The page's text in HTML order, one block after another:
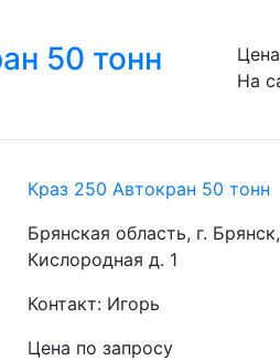
50 тонн
На
Краз 250 Автокран 50 тонн
Брянская область, г.
Кислородная д. 1
Контакт: Игорь
Цена по запросу